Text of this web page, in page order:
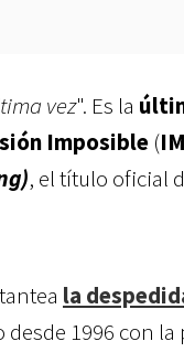
vez". Es la
Imposible (
, el título oficial
la
1996 con